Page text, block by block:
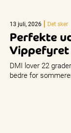
13 juli, 2026 Det sker
Perfekte
Vippefyret
DMI lover 22
bedre for